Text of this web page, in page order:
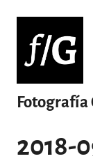
contenido
Fotografía
2018-